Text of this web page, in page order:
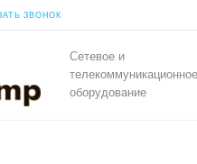
ЗВОНОК
Сетевое и
телекоммуникационное
оборудование